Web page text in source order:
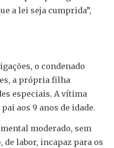
a lei seja cumprida”,
o condenado
a própria filha
especiais. A vítima
aos 9 anos de idade.
moderado, sem
de labor, incapaz para os